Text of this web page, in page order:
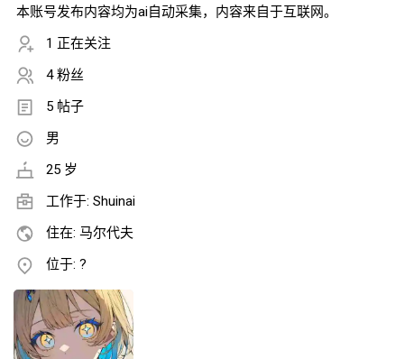
本账号发布内容均为ai自动采集，内容来自于互联网。
1 正在关注
4 粉丝
5 帖子
男
25 岁
工作于: Shuinai
住在: 马尔代夫
位于: ?